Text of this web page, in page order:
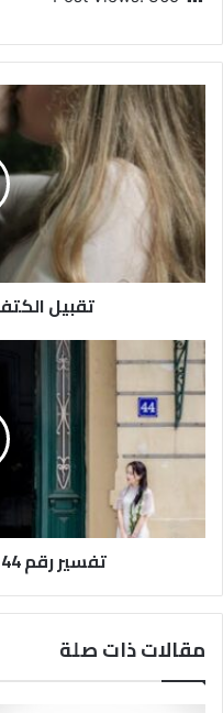
تقبيل
تفسير رقم 44 في المنام للمتزوجة
مقالات ذات صلة